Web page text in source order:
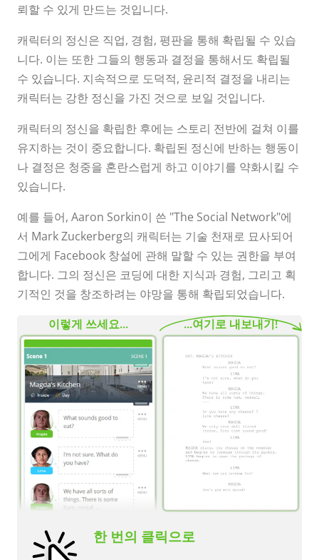
뢰할 수 있게 만드는 것입니다.
캐릭터의 정신은 직업, 경험, 평판을 통해 확립될 수 있습
니다. 이는 또한 그들의 행동과 결정을 통해서도 확립될
수 있습니다. 지속적으로 도덕적, 윤리적 결정을 내리는
캐릭터는 강한 정신을 가진 것으로 보일 것입니다.
캐릭터의 정신을 확립한 후에는 스토리 전반에 걸쳐 이를
유지하는 것이 중요합니다. 확립된 정신에 반하는 행동이
나 결정은 청중을 혼란스럽게 하고 이야기를 약화시킬 수
있습니다.
예를 들어, Aaron Sorkin이 쓴 "The Social Network"에
서 Mark Zuckerberg의 캐릭터는 기술 천재로 묘사되어
그에게 Facebook 창설에 관해 말할 수 있는 권한을 부여
합니다. 그의 정신은 코딩에 대한 지식과 경험, 그리고 획
기적인 것을 창조하려는 야망을 통해 확립되었습니다.
한 번의 클릭으로
이렇게 쓰세요... ...여기로 내보내기!